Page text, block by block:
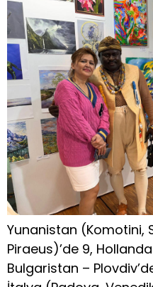
Yunanistan (Komotini,
Piraeus)’de 9,
Bulgaristan –